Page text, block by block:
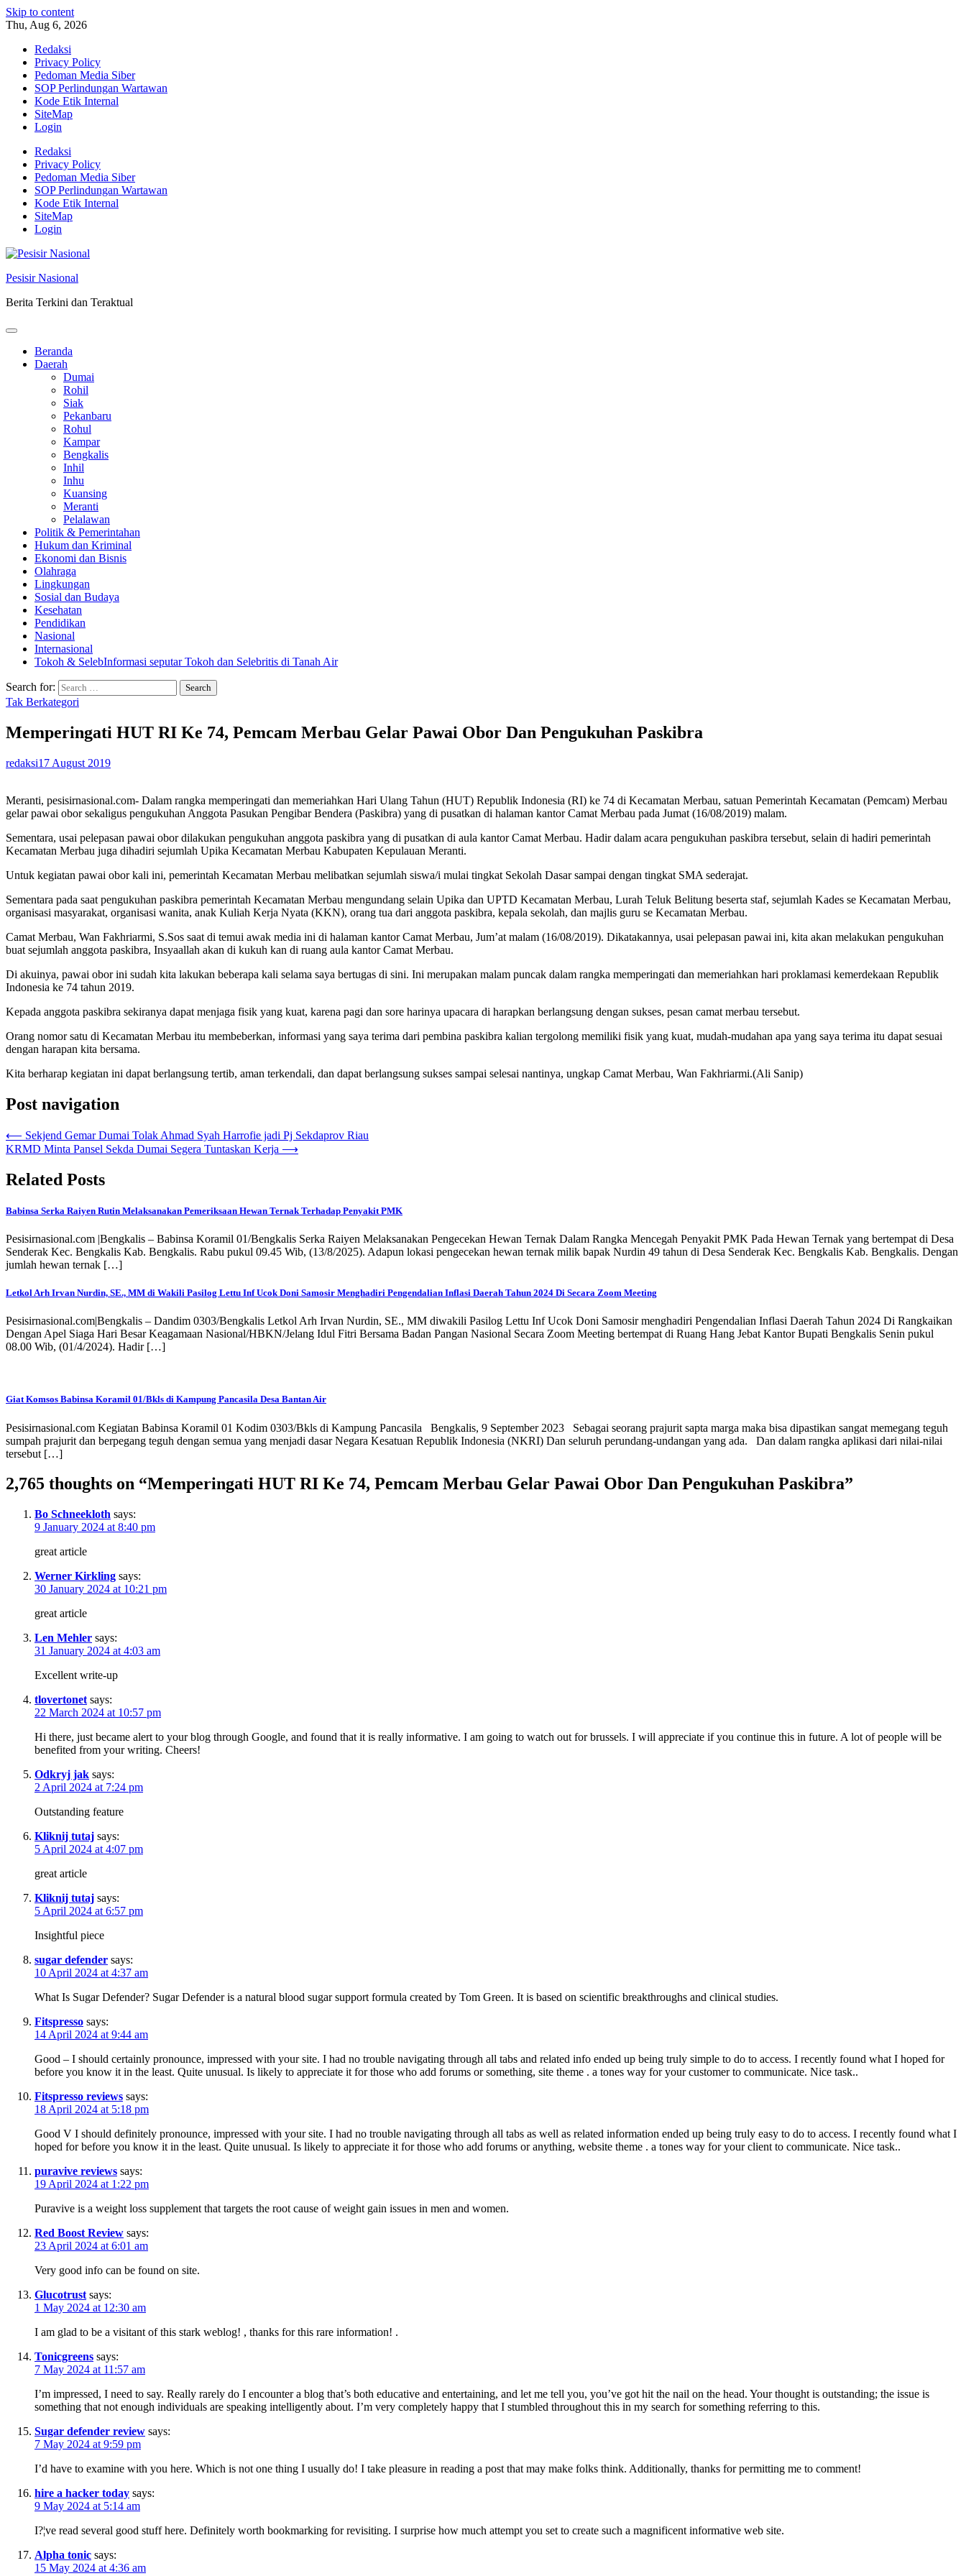
Skip to content
Thu, Aug 6, 2026
Redaksi
Privacy Policy
Pedoman Media Siber
SOP Perlindungan Wartawan
Kode Etik Internal
SiteMap
Login
Redaksi
Privacy Policy
Pedoman Media Siber
SOP Perlindungan Wartawan
Kode Etik Internal
SiteMap
Login
Pesisir Nasional
Berita Terkini dan Teraktual
Beranda
Daerah
Dumai
Rohil
Siak
Pekanbaru
Rohul
Kampar
Bengkalis
Inhil
Inhu
Kuansing
Meranti
Pelalawan
Politik & Pemerintahan
Hukum dan Kriminal
Ekonomi dan Bisnis
Olahraga
Lingkungan
Sosial dan Budaya
Kesehatan
Pendidikan
Nasional
Internasional
Tokoh & SelebInformasi seputar Tokoh dan Selebritis di Tanah Air
Search for:
Tak Berkategori
Memperingati HUT RI Ke 74, Pemcam Merbau Gelar Pawai Obor Dan Pengukuhan Paskibra
redaksi17 August 2019
Meranti, pesisirnasional.com- Dalam rangka memperingati dan memeriahkan Hari Ulang Tahun (HUT) Republik Indonesia (RI) ke 74 di Kecamatan Merbau, satuan Pemerintah Kecamatan (Pemcam) Merbau
gelar pawai obor sekaligus pengukuhan Anggota Pasukan Pengibar Bendera (Paskibra) yang di pusatkan di halaman kantor Camat Merbau pada Jumat (16/08/2019) malam.
Sementara, usai pelepasan pawai obor dilakukan pengukuhan anggota paskibra yang di pusatkan di aula kantor Camat Merbau. Hadir dalam acara pengukuhan paskibra tersebut, selain di hadiri pemerintah
Kecamatan Merbau juga dihadiri sejumlah Upika Kecamatan Merbau Kabupaten Kepulauan Meranti.
Untuk kegiatan pawai obor kali ini, pemerintah Kecamatan Merbau melibatkan sejumlah siswa/i mulai tingkat Sekolah Dasar sampai dengan tingkat SMA sederajat.
Sementara pada saat pengukuhan paskibra pemerintah Kecamatan Merbau mengundang selain Upika dan UPTD Kecamatan Merbau, Lurah Teluk Belitung beserta staf, sejumlah Kades se Kecamatan Merbau,
organisasi masyarakat, organisasi wanita, anak Kuliah Kerja Nyata (KKN), orang tua dari anggota paskibra, kepala sekolah, dan majlis guru se Kecamatan Merbau.
Camat Merbau, Wan Fakhriarmi, S.Sos saat di temui awak media ini di halaman kantor Camat Merbau, Jum’at malam (16/08/2019). Dikatakannya, usai pelepasan pawai ini, kita akan melakukan pengukuhan
buat sejumlah anggota paskibra, Insyaallah akan di kukuh kan di ruang aula kantor Camat Merbau.
Di akuinya, pawai obor ini sudah kita lakukan beberapa kali selama saya bertugas di sini. Ini merupakan malam puncak dalam rangka memperingati dan memeriahkan hari proklamasi kemerdekaan Republik
Indonesia ke 74 tahun 2019.
Kepada anggota paskibra sekiranya dapat menjaga fisik yang kuat, karena pagi dan sore harinya upacara di harapkan berlangsung dengan sukses, pesan camat merbau tersebut.
Orang nomor satu di Kecamatan Merbau itu membeberkan, informasi yang saya terima dari pembina paskibra kalian tergolong memiliki fisik yang kuat, mudah-mudahan apa yang saya terima itu dapat sesuai
dengan harapan kita bersama.
Kita berharap kegiatan ini dapat berlangsung tertib, aman terkendali, dan dapat berlangsung sukses sampai selesai nantinya, ungkap Camat Merbau, Wan Fakhriarmi.(Ali Sanip)
Post navigation
⟵ Sekjend Gemar Dumai Tolak Ahmad Syah Harrofie jadi Pj Sekdaprov Riau
KRMD Minta Pansel Sekda Dumai Segera Tuntaskan Kerja ⟶
Related Posts
Babinsa Serka Raiyen Rutin Melaksanakan Pemeriksaan Hewan Ternak Terhadap Penyakit PMK
Pesisirnasional.com |Bengkalis – Babinsa Koramil 01/Bengkalis Serka Raiyen Melaksanakan Pengecekan Hewan Ternak Dalam Rangka Mencegah Penyakit PMK Pada Hewan Ternak yang bertempat di Desa
Senderak Kec. Bengkalis Kab. Bengkalis. Rabu pukul 09.45 Wib, (13/8/2025). Adapun lokasi pengecekan hewan ternak milik bapak Nurdin 49 tahun di Desa Senderak Kec. Bengkalis Kab. Bengkalis. Dengan
jumlah hewan ternak […]
Letkol Arh Irvan Nurdin, SE., MM di Wakili Pasilog Lettu Inf Ucok Doni Samosir Menghadiri Pengendalian Inflasi Daerah Tahun 2024 Di Secara Zoom Meeting
Pesisirnasional.com|Bengkalis – Dandim 0303/Bengkalis Letkol Arh Irvan Nurdin, SE., MM diwakili Pasilog Lettu Inf Ucok Doni Samosir menghadiri Pengendalian Inflasi Daerah Tahun 2024 Di Rangkaikan
Dengan Apel Siaga Hari Besar Keagamaan Nasional/HBKN/Jelang Idul Fitri Bersama Badan Pangan Nasional Secara Zoom Meeting bertempat di Ruang Hang Jebat Kantor Bupati Bengkalis Senin pukul
08.00 Wib, (01/4/2024). Hadir […]
Giat Komsos Babinsa Koramil 01/Bkls di Kampung Pancasila Desa Bantan Air
Pesisirnasional.com Kegiatan Babinsa Koramil 01 Kodim 0303/Bkls di Kampung Pancasila Bengkalis, 9 September 2023 Sebagai seorang prajurit sapta marga maka bisa dipastikan sangat memegang teguh
sumpah prajurit dan berpegang teguh dengan semua yang menjadi dasar Negara Kesatuan Republik Indonesia (NKRI) Dan seluruh perundang-undangan yang ada. Dan dalam rangka aplikasi dari nilai-nilai
tersebut […]
2,765 thoughts on “Memperingati HUT RI Ke 74, Pemcam Merbau Gelar Pawai Obor Dan Pengukuhan Paskibra”
Bo Schneekloth says:
9 January 2024 at 8:40 pm
great article
Werner Kirkling says:
30 January 2024 at 10:21 pm
great article
Len Mehler says:
31 January 2024 at 4:03 am
Excellent write-up
tlovertonet says:
22 March 2024 at 10:57 pm
Hi there, just became alert to your blog through Google, and found that it is really informative. I am going to watch out for brussels. I will appreciate if you continue this in future. A lot of people will be
benefited from your writing. Cheers!
Odkryj jak says:
2 April 2024 at 7:24 pm
Outstanding feature
Kliknij tutaj says:
5 April 2024 at 4:07 pm
great article
Kliknij tutaj says:
5 April 2024 at 6:57 pm
Insightful piece
sugar defender says:
10 April 2024 at 4:37 am
What Is Sugar Defender? Sugar Defender is a natural blood sugar support formula created by Tom Green. It is based on scientific breakthroughs and clinical studies.
Fitspresso says:
14 April 2024 at 9:44 am
Good – I should certainly pronounce, impressed with your site. I had no trouble navigating through all tabs and related info ended up being truly simple to do to access. I recently found what I hoped for
before you know it in the least. Quite unusual. Is likely to appreciate it for those who add forums or something, site theme . a tones way for your customer to communicate. Nice task..
Fitspresso reviews says:
18 April 2024 at 5:18 pm
Good V I should definitely pronounce, impressed with your site. I had no trouble navigating through all tabs as well as related information ended up being truly easy to do to access. I recently found what I
hoped for before you know it in the least. Quite unusual. Is likely to appreciate it for those who add forums or anything, website theme . a tones way for your client to communicate. Nice task..
puravive reviews says:
19 April 2024 at 1:22 pm
Puravive is a weight loss supplement that targets the root cause of weight gain issues in men and women.
Red Boost Review says:
23 April 2024 at 6:01 am
Very good info can be found on site.
Glucotrust says:
1 May 2024 at 12:30 am
I am glad to be a visitant of this stark weblog! , thanks for this rare information! .
Tonicgreens says:
7 May 2024 at 11:57 am
I’m impressed, I need to say. Really rarely do I encounter a blog that’s both educative and entertaining, and let me tell you, you’ve got hit the nail on the head. Your thought is outstanding; the issue is
something that not enough individuals are speaking intelligently about. I’m very completely happy that I stumbled throughout this in my search for something referring to this.
Sugar defender review says:
7 May 2024 at 9:59 pm
I’d have to examine with you here. Which is not one thing I usually do! I take pleasure in reading a post that may make folks think. Additionally, thanks for permitting me to comment!
hire a hacker today says:
9 May 2024 at 5:14 am
I?¦ve read several good stuff here. Definitely worth bookmarking for revisiting. I surprise how much attempt you set to create such a magnificent informative web site.
Alpha tonic says:
15 May 2024 at 4:36 am